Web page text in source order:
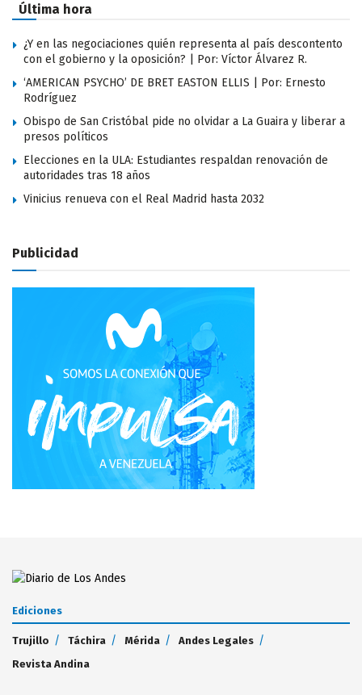
Última hora
¿Y en las negociaciones quién representa al país descontento
con el gobierno y la oposición? | Por: Víctor Álvarez R.
‘AMERICAN PSYCHO’ DE BRET EASTON ELLIS | Por: Ernesto
Rodríguez
Obispo de San Cristóbal pide no olvidar a La Guaira y liberar a
presos políticos
Elecciones en la ULA: Estudiantes respaldan renovación de
autoridades tras 18 años
Vinicius renueva con el Real Madrid hasta 2032
Publicidad
Ediciones
Trujillo Táchira Mérida
Andes Legales
Revista Andina